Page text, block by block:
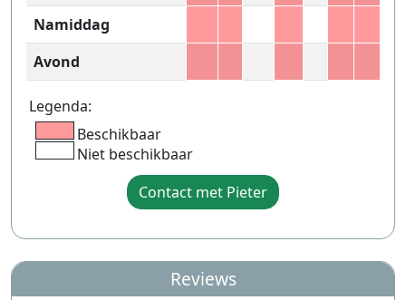
Namiddag
Avond
Legenda:
Beschikbaar
Niet beschikbaar
Contact met Pieter
Reviews